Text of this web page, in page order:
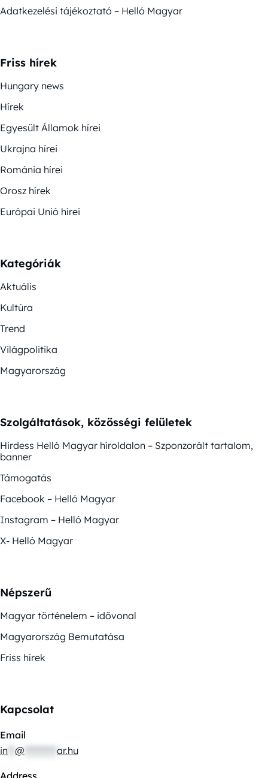
Adatkezelési tájékoztató – Helló Magyar
Friss hírek
Hungary news
Hírek
Egyesült Államok hírei
Ukrajna hírei
Románia hírei
Orosz hírek
Európai Unió hírei
Kategóriák
Aktuális
Kultúra
Trend
Világpolitika
Magyarország
Szolgáltatások, közösségi felületek
Hirdess Helló Magyar híroldalon – Szponzorált tartalom,
banner
Támogatás
Facebook – Helló Magyar
Instagram – Helló Magyar
X- Helló Magyar
Népszerű
Magyar történelem – idővonal
Magyarország Bemutatása
Friss hírek
Kapcsolat
Email
in @ ar.hu
Address